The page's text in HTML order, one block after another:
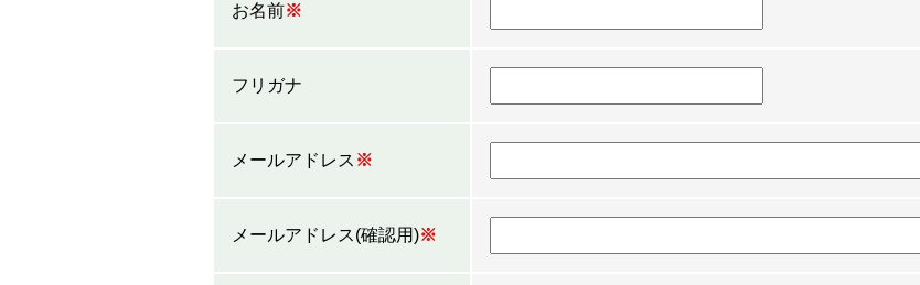
お名前※
フリガナ
メールアドレス ※
メールアドレス(確認用)※